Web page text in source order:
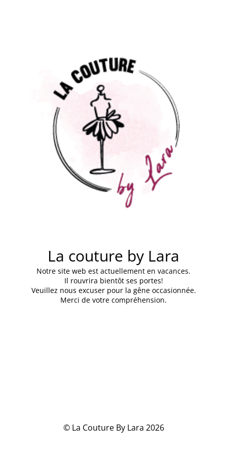
La couture by Lara
Notre site web est actuellement en vacances.
Il rouvrira bientôt ses portes!
Veuillez nous excuser pour la gêne occasionnée.
Merci de votre compréhension.
© La Couture By Lara 2026